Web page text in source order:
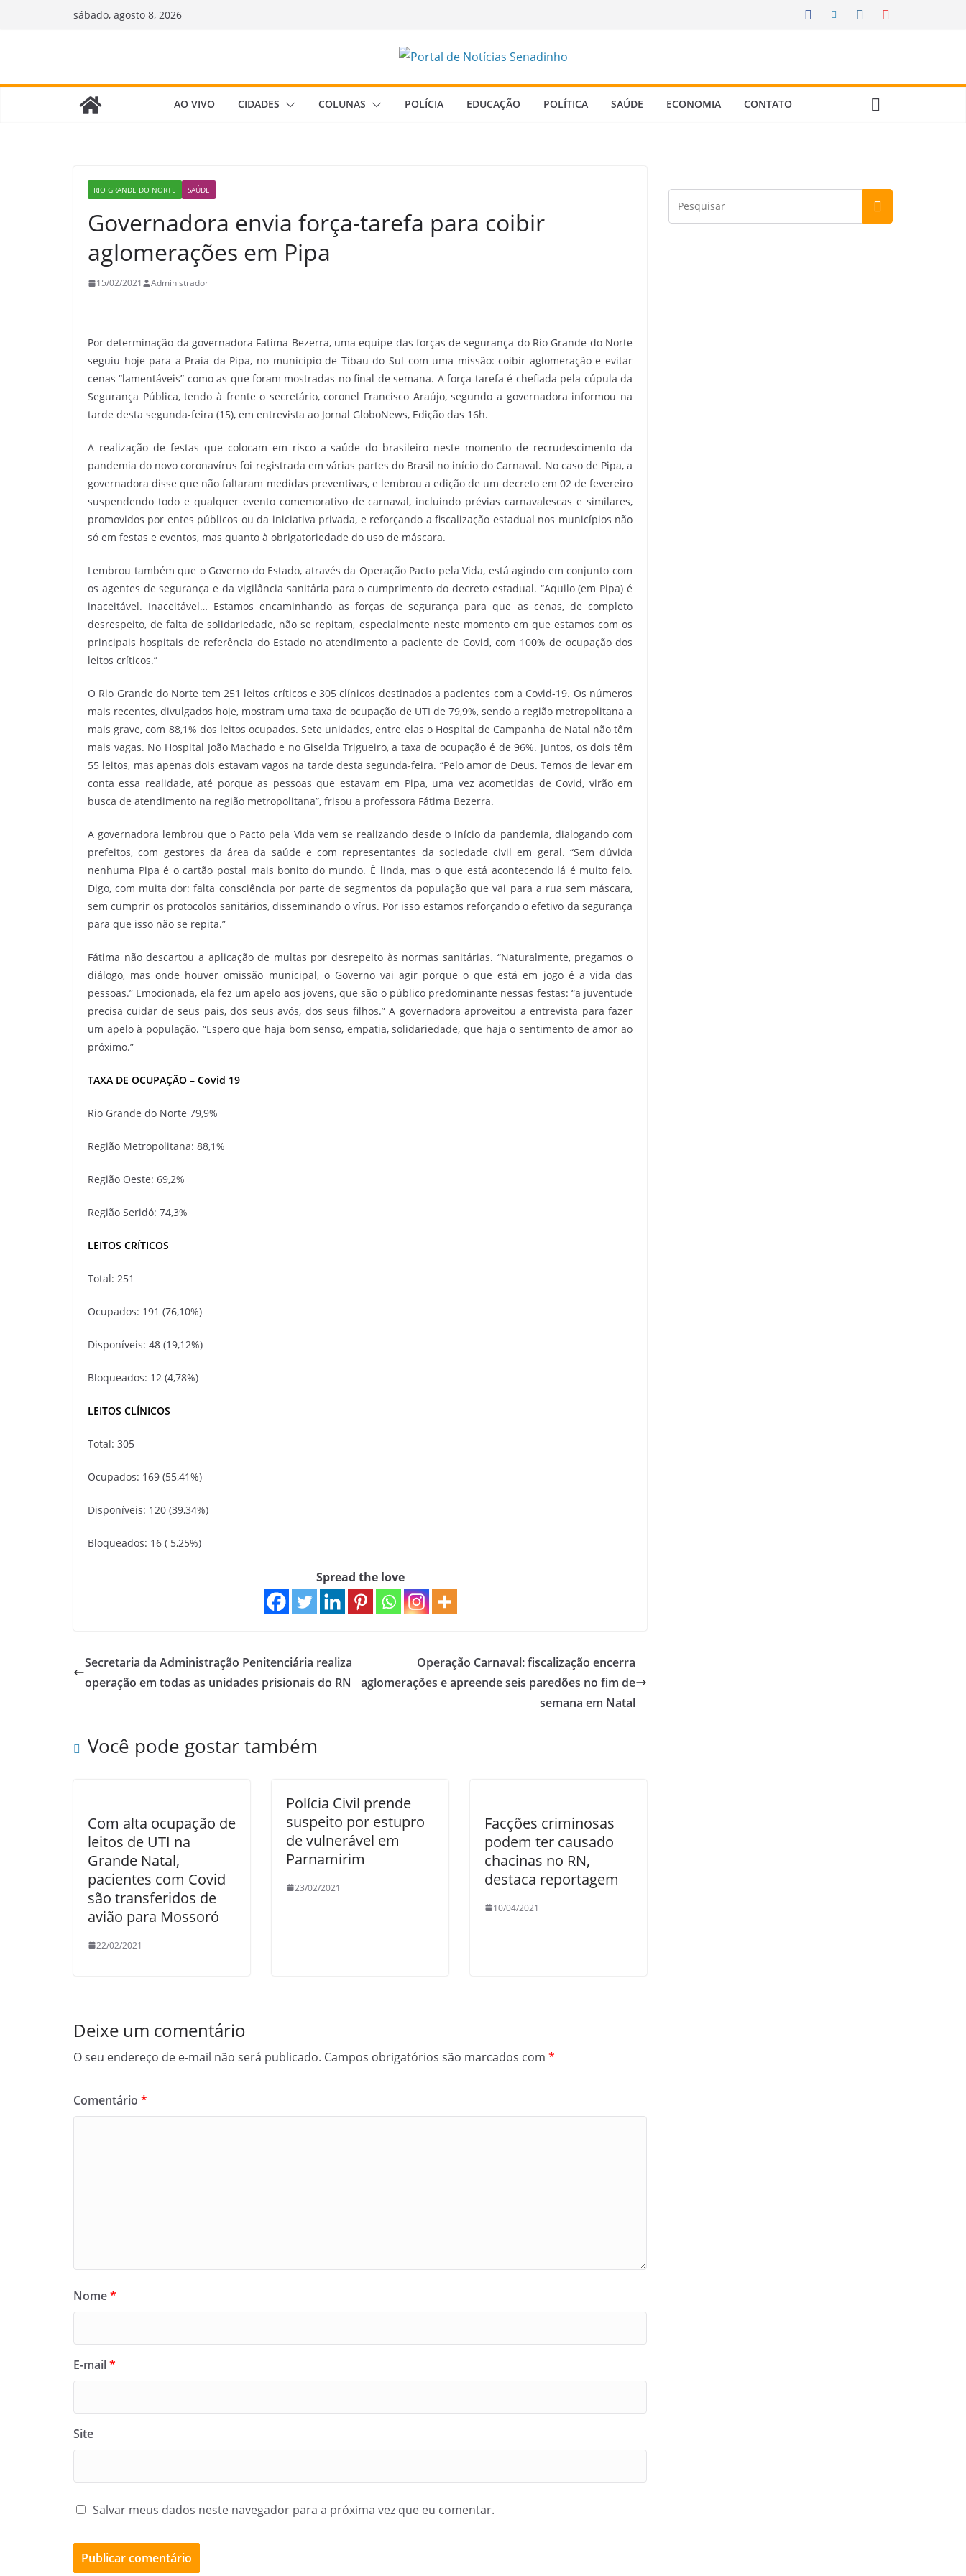
sábado, agosto 8, 2026
AO VIVO CIDADES COLUNAS POLÍCIA EDUCAÇÃO POLÍTICA SAÚDE ECONOMIA CONTATO
RIO GRANDE DO NORTE SAÚDE
Governadora envia força-tarefa para coibir
aglomerações em Pipa
15/02/2021 Administrador
Por determinação da governadora Fatima Bezerra, uma equipe das forças de segurança do Rio Grande do Norte
seguiu hoje para a Praia da Pipa, no município de Tibau do Sul com uma missão: coibir aglomeração e evitar
cenas “lamentáveis” como as que foram mostradas no final de semana. A força-tarefa é chefiada pela cúpula da
Segurança Pública, tendo à frente o secretário, coronel Francisco Araújo, segundo a governadora informou na
tarde desta segunda-feira (15), em entrevista ao Jornal GloboNews, Edição das 16h.
A realização de festas que colocam em risco a saúde do brasileiro neste momento de recrudescimento da
pandemia do novo coronavírus foi registrada em várias partes do Brasil no início do Carnaval. No caso de Pipa, a
governadora disse que não faltaram medidas preventivas, e lembrou a edição de um decreto em 02 de fevereiro
suspendendo todo e qualquer evento comemorativo de carnaval, incluindo prévias carnavalescas e similares,
promovidos por entes públicos ou da iniciativa privada, e reforçando a fiscalização estadual nos municípios não
só em festas e eventos, mas quanto à obrigatoriedade do uso de máscara.
Lembrou também que o Governo do Estado, através da Operação Pacto pela Vida, está agindo em conjunto com
os agentes de segurança e da vigilância sanitária para o cumprimento do decreto estadual. “Aquilo (em Pipa) é
inaceitável. Inaceitável… Estamos encaminhando as forças de segurança para que as cenas, de completo
desrespeito, de falta de solidariedade, não se repitam, especialmente neste momento em que estamos com os
principais hospitais de referência do Estado no atendimento a paciente de Covid, com 100% de ocupação dos
leitos críticos.”
O Rio Grande do Norte tem 251 leitos críticos e 305 clínicos destinados a pacientes com a Covid-19. Os números
mais recentes, divulgados hoje, mostram uma taxa de ocupação de UTI de 79,9%, sendo a região metropolitana a
mais grave, com 88,1% dos leitos ocupados. Sete unidades, entre elas o Hospital de Campanha de Natal não têm
mais vagas. No Hospital João Machado e no Giselda Trigueiro, a taxa de ocupação é de 96%. Juntos, os dois têm
55 leitos, mas apenas dois estavam vagos na tarde desta segunda-feira. “Pelo amor de Deus. Temos de levar em
conta essa realidade, até porque as pessoas que estavam em Pipa, uma vez acometidas de Covid, virão em
busca de atendimento na região metropolitana”, frisou a professora Fátima Bezerra.
A governadora lembrou que o Pacto pela Vida vem se realizando desde o início da pandemia, dialogando com
prefeitos, com gestores da área da saúde e com representantes da sociedade civil em geral. “Sem dúvida
nenhuma Pipa é o cartão postal mais bonito do mundo. É linda, mas o que está acontecendo lá é muito feio.
Digo, com muita dor: falta consciência por parte de segmentos da população que vai para a rua sem máscara,
sem cumprir os protocolos sanitários, disseminando o vírus. Por isso estamos reforçando o efetivo da segurança
para que isso não se repita.”
Fátima não descartou a aplicação de multas por desrepeito às normas sanitárias. “Naturalmente, pregamos o
diálogo, mas onde houver omissão municipal, o Governo vai agir porque o que está em jogo é a vida das
pessoas.” Emocionada, ela fez um apelo aos jovens, que são o público predominante nessas festas: “a juventude
precisa cuidar de seus pais, dos seus avós, dos seus filhos.” A governadora aproveitou a entrevista para fazer
um apelo à população. “Espero que haja bom senso, empatia, solidariedade, que haja o sentimento de amor ao
próximo.”
TAXA DE OCUPAÇÃO – Covid 19
Rio Grande do Norte 79,9%
Região Metropolitana: 88,1%
Região Oeste: 69,2%
Região Seridó: 74,3%
LEITOS CRÍTICOS
Total: 251
Ocupados: 191 (76,10%)
Disponíveis: 48 (19,12%)
Bloqueados: 12 (4,78%)
LEITOS CLÍNICOS
Total: 305
Ocupados: 169 (55,41%)
Disponíveis: 120 (39,34%)
Bloqueados: 16 ( 5,25%)
Spread the love
Secretaria da Administração Penitenciária realiza
operação em todas as unidades prisionais do RN
Operação Carnaval: fiscalização encerra
aglomerações e apreende seis paredões no fim de
semana em Natal
Você pode gostar também
Com alta ocupação de
leitos de UTI na
Grande Natal,
pacientes com Covid
são transferidos de
avião para Mossoró
22/02/2021
Polícia Civil prende
suspeito por estupro
de vulnerável em
Parnamirim
23/02/2021
Facções criminosas
podem ter causado
chacinas no RN,
destaca reportagem
10/04/2021
Deixe um comentário
O seu endereço de e-mail não será publicado. Campos obrigatórios são marcados com *
Comentário *
Nome*
E-mail*
Site
Salvar meus dados neste navegador para a próxima vez que eu comentar.